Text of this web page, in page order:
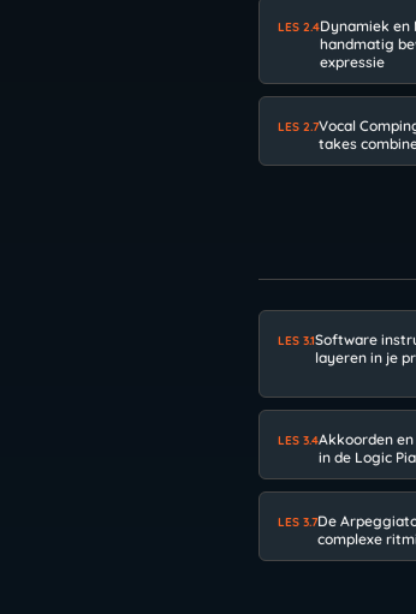
LES 2.4Dynamiek en
handmatig
expressie
LES 2.7Vocal
takes
LES 3.1Software
layeren in je
LES 3.4Akkoorden
in de Logic
LES 3.7De
complexe